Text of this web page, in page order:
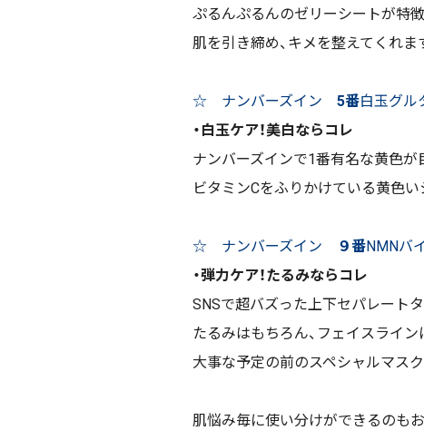
ぷるんぷるんのゼリーシートが特徴
肌を引き締め、キメを整えてくれ
☆ ナンバーズイン 5番白玉グ
・白玉ケア！美白ならコレ
ナンバーズインで1番有名な黄色が
ビタミンCをふりかけている黄色い
☆ ナンバーズイン ９番NMNバ
・弾力ケア！たるみならコレ
SNSで超バズった上下セパレート
たるみはもちろん、フェイスライ
大事な予定の前のスペシャルマス
肌悩み毎に使い分けができるのも